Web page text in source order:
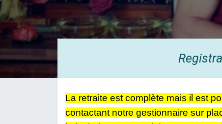
La retraite est complète mais il est
contactant notre gestionnaire sur